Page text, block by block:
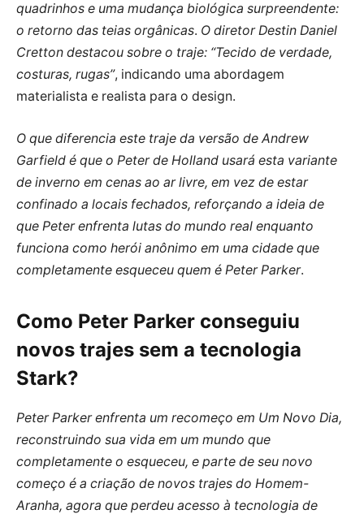
quadrinhos e uma mudança biológica surpreendente:
o retorno das teias orgânicas. O diretor Destin Daniel
Cretton destacou sobre o traje: “Tecido de verdade,
costuras, rugas”, indicando uma abordagem
materialista e realista para o design.
O que diferencia este traje da versão de Andrew
Garfield é que o Peter de Holland usará esta variante
de inverno em cenas ao ar livre, em vez de estar
confinado a locais fechados, reforçando a ideia de
que Peter enfrenta lutas do mundo real enquanto
funciona como herói anônimo em uma cidade que
completamente esqueceu quem é Peter Parker.
Como Peter Parker conseguiu
novos trajes sem a tecnologia
Stark?
Peter Parker enfrenta um recomeço em Um Novo Dia,
reconstruindo sua vida em um mundo que
completamente o esqueceu, e parte de seu novo
começo é a criação de novos trajes do Homem-
Aranha, agora que perdeu acesso à tecnologia de